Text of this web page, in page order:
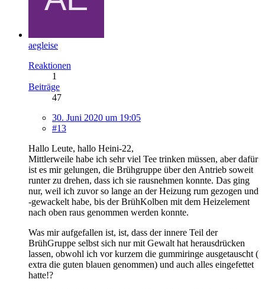
aegleise
Reaktionen
1
Beiträge
47
30. Juni 2020 um 19:05
#13
Hallo Leute, hallo Heini-22,
Mittlerweile habe ich sehr viel Tee trinken müssen, aber dafür
ist es mir gelungen, die Brühgruppe über den Antrieb soweit
runter zu drehen, dass ich sie rausnehmen konnte. Das ging
nur, weil ich zuvor so lange an der Heizung rum gezogen und
-gewackelt habe, bis der BrühKolben mit dem Heizelement
nach oben raus genommen werden konnte.
Was mir aufgefallen ist, ist, dass der innere Teil der
BrühGruppe selbst sich nur mit Gewalt hat herausdrücken
lassen, obwohl ich vor kurzem die gummiringe ausgetauscht (
extra die guten blauen genommen) und auch alles eingefettet
hatte!?